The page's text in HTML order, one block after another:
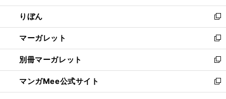
開
く
ウ
で
開
く
ン
ド
ウ
で
開
く
ウ
ィ
ン
ド
ウ
で
開
く
りぼん
新
し
い
ウ
ィ
ン
ド
ウ
マーガレット
新
し
い
ウ
ィ
ン
別冊マーガレット
新
し
い
ウ
マンガMee公式サイト
新
し